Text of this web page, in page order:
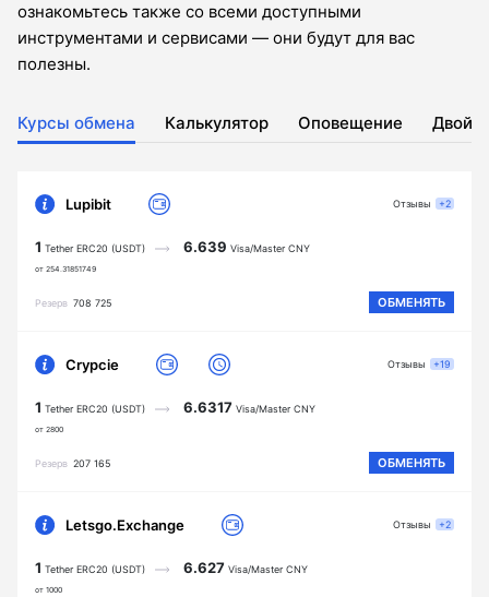
ознакомьтесь также со всеми доступными
инструментами и сервисами — они будут для вас
полезны.
Курсы обмена Калькулятор Оповещение
Lupibit
1 Tether ERC20 (USDT)
от 254.31851749
6.639 Visa/Master CNY
Резерв 708 725 ОБМЕНЯТЬ
Отзывы +2
Crypcie
1 Tether ERC20 (USDT)
от 2800
6.6317 Visa/Master CNY
Резерв 207 165 ОБМЕНЯТЬ
Отзывы +19
Letsgo.Exchange
1 Tether ERC20 (USDT)
от 1000
6.627 Visa/Master CNY
Отзывы +2